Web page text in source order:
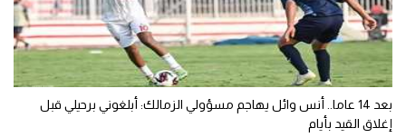
بعد 14 عاما.. أنس وائل يهاجم مسؤولي الزمالك: أبلغوني برحيلي قبل
إغلاق القيد بأيام